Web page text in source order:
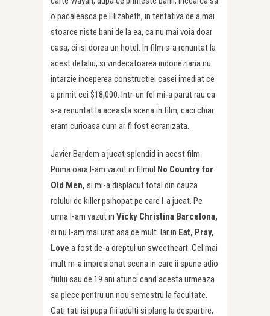
o pacaleasca pe Elizabeth, in tentativa de a mai
stoarce niste bani de la ea, ca nu mai voia doar
casa, ci isi dorea un hotel. In film s-a renuntat la
acest detaliu, si vindecatoarea indoneziana nu
intarzie inceperea constructiei casei imediat ce
a primit cei $18,000. Intr-un fel mi-a parut rau ca
s-a renuntat la aceasta scena in film, caci chiar
eram curioasa cum ar fi fost ecranizata.
Javier Bardem a jucat splendid in acest film.
Prima oara l-am vazut in filmul No Country for
Old Men, si mi-a displacut total din cauza
rolului de killer psihopat pe care l-a jucat. Pe
urma l-am vazut in Vicky Christina Barcelona,
si nu l-am mai urat asa de mult. Iar in Eat, Pray,
Love a fost de-a dreptul un sweetheart. Cel mai
mult m-a impresionat scena in care ii spune adio
fiului sau de 19 ani atunci cand acesta urmeaza
sa plece pentru un nou semestru la facultate.
Cati tati isi pupa fiii adulti si plang la despartire,